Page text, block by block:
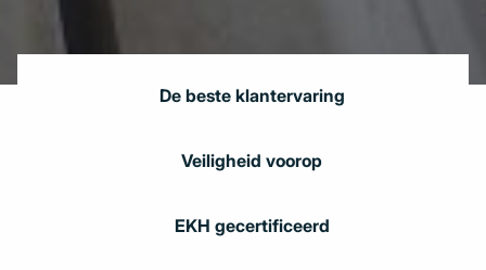
De beste klantervaring
Veiligheid voorop
EKH gecertificeerd